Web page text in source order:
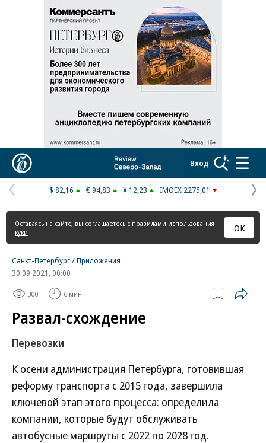
Реклама в «Ъ» www.kommersant.ru/ad
Вход
Предыдущая
страница
$ 82,16 € 94,83 ¥ 12,23 IMOEX 2275,01
Оставаясь на сайте, вы соглашаетесь с правилами использования
куки
ОК
Санкт-Петербург / Приложения
30.09.2021, 00:00
300 6 мин.
Развал-схождение
Перевозки
К осени администрация Петербурга, готовившая
реформу транспорта с 2015 года, завершила
ключевой этап этого процесса: определила
компании, которые будут обслуживать
автобусные маршруты с 2022 по 2028 год.